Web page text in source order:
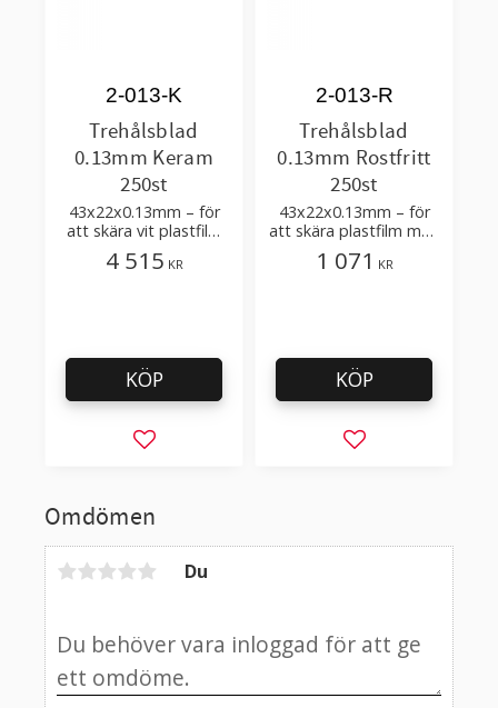
Omdömen
Du
Trehålsblad
0.13mm Keram
250st
43x22x0.13mm – för
att skära vit plastfilm
med tillsatser
2-013-K
4 515 KR
Lägg till i favoriter
KÖP
Trehålsblad
0.13mm Rostfritt
250st
43x22x0.13mm – för
att skära plastfilm med
få tillsatser
2-013-R
1 071 KR
Lägg till i
KÖP